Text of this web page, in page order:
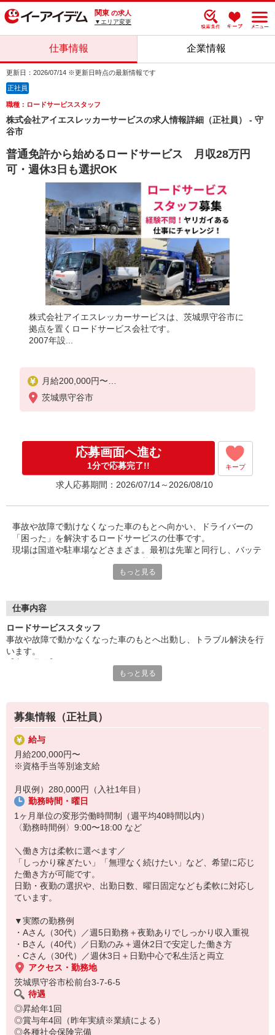
関東 の求人
▼エリア変更
仕事情報 企業情報
更新日：2026/07/14 ※更新日時点の最新情報です
正社員
職種：ロードサービススタッフ
株式会社アイエスレッカーサービスの求人情報詳細（正社員） - 守
谷市
普通免許から始めるロードサービス 月収28万円
可・週休3日も選択OK
株式会社アイエスレッカーサービスは、茨城県守谷市に
拠点を置くロードサービス会社です。
2007年設...
月給200,000円〜
※資格手当等別途支給
茨城県守谷市
応募画面へ進む
1分で応募完了!! キープ
求人応募期間：2026/07/14～2026/08/10
事故や故障で動けなくなった車のもとへ向かい、ドライバーの
「困った」を解決するロードサービスの仕事です。
現場は国道や駐車場などさまざま。最初は先輩と同行し、バッテ
約1ヶ月で業務の流れを覚え、少しずつレッカー搬送やクレーン
社が取得費用を全額負担。
ます。
賞与は年4回支給（業績による）で、安定収入を目指せるのも特
徴です。
また、週休2日〜3日、日勤・夜勤の選択など働き方の自由度が高
く、ライフスタイルに合わせて長く続けやすい環境です。
長できる仕事です。
もっと見る
仕事内容
ロードサービススタッフ
事故や故障で動かなくなった車のもとへ出動し、トラブル解決を行
います。
・故障車・事故車の搬送（レッカー車）
・脱輪・横転車の引き上げ作業
・大型車両の対応、廃車手続き など
【入社後の流れ】
最初の約1ヶ月は先輩社員と同行。
工具の使い方や現場対応を基礎から習得します。
軽作業 → レッカー業務 → クレーン作業 → 大型車対応
できる業務が増えると手当で給与に反映されます。
【1日の流れ（例）】
8:45 出社・準備
11:00 帰社・車両整備
12:00 休憩
15:00 出動
17:30 日報作成
18:00 退勤
★やりがいポイント
・現場で直接「ありがとう」と言われる仕事
・トラブル解決の達成感が大きい
・スキルが増えるほど収入につながる
★研修・フォロー体制
・先輩同行によるOJT
・約1ヶ月で基礎習得
・資格取得費用は会社負担
もっと見る
募集情報（正社員）
給与
月給200,000円〜
※資格手当等別途支給
月収例）280,000円（入社1年目）
勤務時間・曜日
1ヶ月単位の変形労働時間制（週平均40時間以内）
〈勤務時間例〉9:00〜18:00 など
＼働き方は柔軟に選べます／
「しっかり稼ぎたい」「無理なく続けたい」など、希望に応じ
た働き方が可能です。
日勤・夜勤の選択や、出勤日数、曜日固定なども柔軟に対応し
ています。
▼実際の勤務例
・Aさん（30代）／週5日勤務＋夜勤ありでしっかり収入重視
・Bさん（40代）／日勤のみ＋週休2日で安定した働き方
・Cさん（30代）／週休3日＋日勤中心で私生活と両立
アクセス・勤務地
茨城県守谷市松前台3-7-6-5
待遇
◎昇給年1回
◎賞与年4回（昨年実績※業績による）
◎各種社会保険完備